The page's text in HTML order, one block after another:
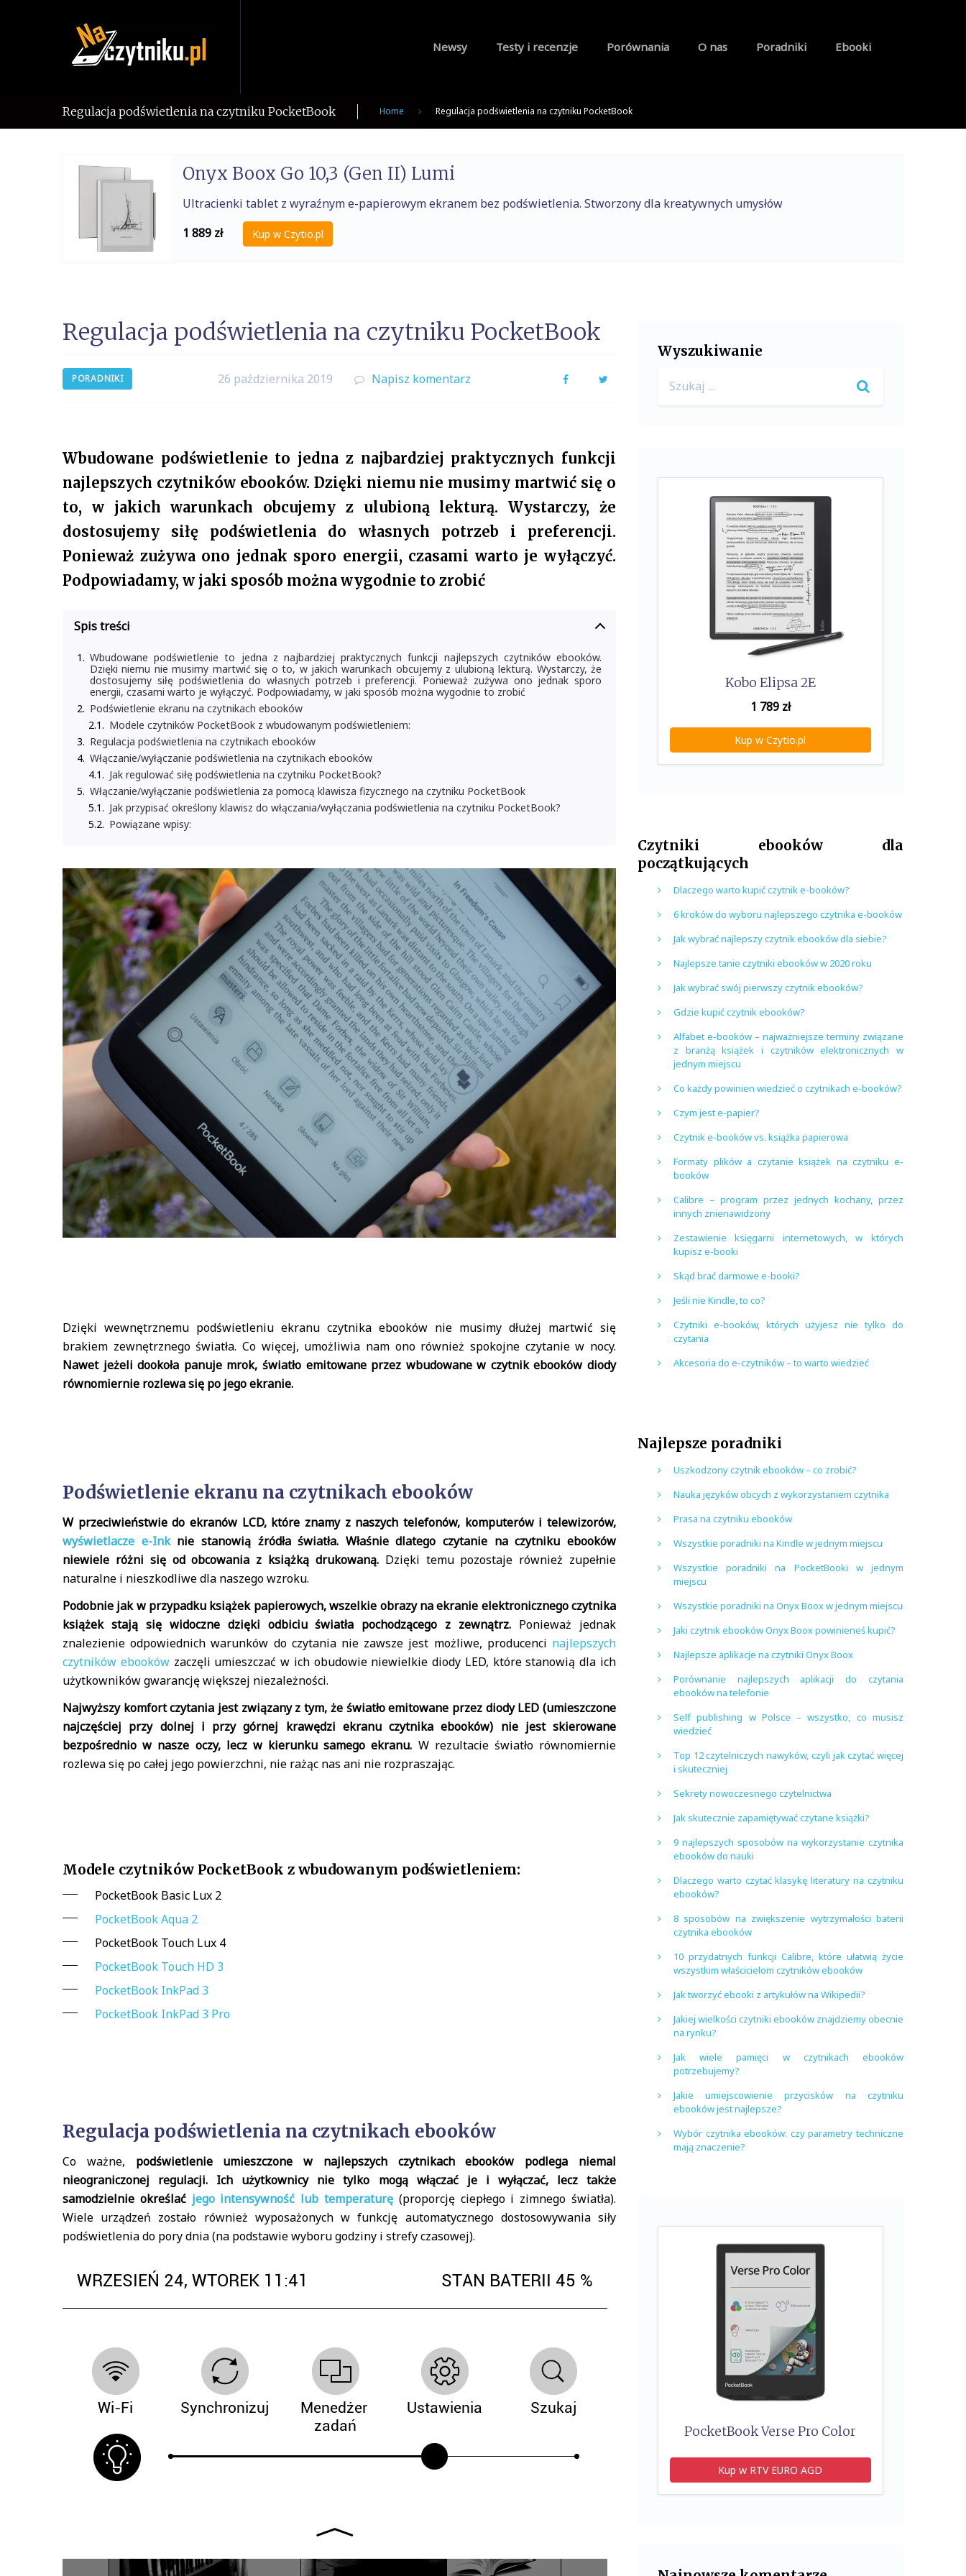
Newsy Testy i recenzje Porównania O nas Poradniki Ebooki
Regulacja podświetlenia na czytniku PocketBook Home Regulacja podświetlenia na czytniku PocketBook
Onyx Boox Go 10,3 (Gen II) Lumi
Ultracienki tablet z wyraźnym e-papierowym ekranem bez podświetlenia. Stworzony dla kreatywnych umysłów
1 889 zł Kup w Czytio.pl
Regulacja podświetlenia na czytniku PocketBook
PORADNIKI 26 października 2019 Napisz komentarz FacebookTwitter
Wbudowane podświetlenie to jedna z najbardziej praktycznych funkcji
najlepszych czytników ebooków. Dzięki niemu nie musimy martwić się o
to, w jakich warunkach obcujemy z ulubioną lekturą. Wystarczy, że
dostosujemy siłę podświetlenia do własnych potrzeb i preferencji.
Ponieważ zużywa ono jednak sporo energii, czasami warto je wyłączyć.
Podpowiadamy, w jaki sposób można wygodnie to zrobić
Spis treści
Wbudowane podświetlenie to jedna z najbardziej praktycznych funkcji najlepszych czytników ebooków.
Dzięki niemu nie musimy martwić się o to, w jakich warunkach obcujemy z ulubioną lekturą. Wystarczy, że
dostosujemy siłę podświetlenia do własnych potrzeb i preferencji. Ponieważ zużywa ono jednak sporo
energii, czasami warto je wyłączyć. Podpowiadamy, w jaki sposób można wygodnie to zrobić
Podświetlenie ekranu na czytnikach ebooków
Modele czytników PocketBook z wbudowanym podświetleniem:
Regulacja podświetlenia na czytnikach ebooków
Włączanie/wyłączanie podświetlenia na czytnikach ebooków
Jak regulować siłę podświetlenia na czytniku PocketBook?
Włączanie/wyłączanie podświetlenia za pomocą klawisza fizycznego na czytniku PocketBook
Jak przypisać określony klawisz do włączania/wyłączania podświetlenia na czytniku PocketBook?
Powiązane wpisy:
Dzięki wewnętrznemu podświetleniu ekranu czytnika ebooków nie musimy dłużej martwić się
brakiem zewnętrznego światła. Co więcej, umożliwia nam ono również spokojne czytanie w nocy.
Nawet jeżeli dookoła panuje mrok, światło emitowane przez wbudowane w czytnik ebooków diody
równomiernie rozlewa się po jego ekranie.
Podświetlenie ekranu na czytnikach ebooków
W przeciwieństwie do ekranów LCD, które znamy z naszych telefonów, komputerów i telewizorów,
wyświetlacze e-Inknie stanowią źródła światła. Właśnie dlatego czytanie na czytniku ebooków
niewiele różni się od obcowania z książką drukowaną.Dzięki temu pozostaje również zupełnie
naturalne i nieszkodliwe dla naszego wzroku.
Podobnie jak w przypadku książek papierowych, wszelkie obrazy na ekranie elektronicznego czytnika
książek stają się widoczne dzięki odbiciu światła pochodzącego z zewnątrz. Ponieważ jednak
znalezienie odpowiednich warunków do czytania nie zawsze jest możliwe, producenci najlepszych
czytników ebookówzaczęli umieszczać w ich obudowie niewielkie diody LED, które stanowią dla ich
użytkowników gwarancję większej niezależności.
Najwyższy komfort czytania jest związany z tym, że światło emitowane przez diody LED (umieszczone
najczęściej przy dolnej i przy górnej krawędzi ekranu czytnika ebooków) nie jest skierowane
bezpośrednio w nasze oczy, lecz w kierunku samego ekranu. W rezultacie światło równomiernie
rozlewa się po całej jego powierzchni, nie rażąc nas ani nie rozpraszając.
Modele czytników PocketBook z wbudowanym podświetleniem:
PocketBook Basic Lux 2
PocketBook Aqua 2
PocketBook Touch Lux 4
PocketBook Touch HD 3
PocketBook InkPad 3
PocketBook InkPad 3 Pro
Regulacja podświetlenia na czytnikach ebooków
Co ważne, podświetlenie umieszczone w najlepszych czytnikach ebooków podlega niemal
nieograniczonej regulacji. Ich użytkownicy nie tylko mogą włączać je i wyłączać, lecz także
samodzielnie określać jego intensywność lub temperaturę (proporcję ciepłego i zimnego światła).
Wiele urządzeń zostało również wyposażonych w funkcję automatycznego dostosowywania siły
podświetlenia do pory dnia (na podstawie wyboru godziny i strefy czasowej).
Wyszukiwanie
for:
Kobo Elipsa 2E
1 789zł
Kup w Czytio.pl
Czytniki ebooków dla
początkujących
Dlaczego warto kupić czytnik e-booków?
6 kroków do wyboru najlepszego czytnika e-booków
Jak wybrać najlepszy czytnik ebooków dla siebie?
Najlepsze tanie czytniki ebooków w 2020 roku
Jak wybrać swój pierwszy czytnik ebooków?
Gdzie kupić czytnik ebooków?
Alfabet e-booków – najważniejsze terminy związane
z branżą książek i czytników elektronicznych w
jednym miejscu
Co każdy powinien wiedzieć o czytnikach e-booków?
Czym jest e-papier?
Czytnik e-booków vs. książka papierowa
Formaty plików a czytanie książek na czytniku e-
booków
Calibre – program przez jednych kochany, przez
innych znienawidzony
Zestawienie księgarni internetowych, w których
kupisz e-booki
Skąd brać darmowe e-booki?
Jeśli nie Kindle, to co?
Czytniki e-booków, których użyjesz nie tylko do
czytania
Akcesoria do e-czytników – to warto wiedzieć
Najlepsze poradniki
Uszkodzony czytnik ebooków – co zrobić?
Nauka języków obcych z wykorzystaniem czytnika
Prasa na czytniku ebooków
Wszystkie poradniki na Kindle w jednym miejscu
Wszystkie poradniki na PocketBooki w jednym
miejscu
Wszystkie poradniki na Onyx Boox w jednym miejscu
Jaki czytnik ebooków Onyx Boox powinieneś kupić?
Najlepsze aplikacje na czytniki Onyx Boox
Porównanie najlepszych aplikacji do czytania
ebooków na telefonie
Self publishing w Polsce – wszystko, co musisz
wiedzieć
Top 12 czytelniczych nawyków, czyli jak czytać więcej
i skuteczniej
Sekrety nowoczesnego czytelnictwa
Jak skutecznie zapamiętywać czytane książki?
9 najlepszych sposobów na wykorzystanie czytnika
ebooków do nauki
Dlaczego warto czytać klasykę literatury na czytniku
ebooków?
8 sposobów na zwiększenie wytrzymałości baterii
czytnika ebooków
10 przydatnych funkcji Calibre, które ułatwią życie
wszystkim właścicielom czytników ebooków
Jak tworzyć ebooki z artykułów na Wikipedii?
Jakiej wielkości czytniki ebooków znajdziemy obecnie
na rynku?
Jak wiele pamięci w czytnikach ebooków
potrzebujemy?
Jakie umiejscowienie przycisków na czytniku
ebooków jest najlepsze?
Wybór czytnika ebooków: czy parametry techniczne
mają znaczenie?
PocketBook Verse Pro Color
Kup w RTV EURO AGD